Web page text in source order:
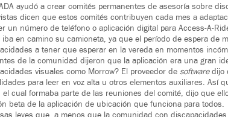
ayudó a crear comités permanentes de asesoría sobre
dicen que estos comités contribuyen cada mes a
un número de teléfono o aplicación digital para Access-A-
en camino su camioneta, ya que el período de espera de
a tener que esperar en la vereda en momentos
de la comunidad dijeron que la aplicación era una gran
visuales como Morrow? El proveedor de softwaredijo
para leer en voz alta u otros elementos auxiliares. Así
el cual formaba parte de las reuniones del comité, dijo que
beta de la aplicación de ubicación que funciona para todos.